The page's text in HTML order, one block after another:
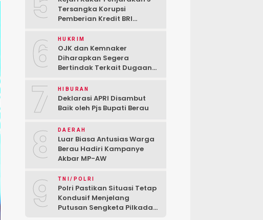
Tersangka Korupsi
Pemberian Kredit BRI
6 HUKRIM
OJK dan Kemnaker
Diharapkan Segera
Bertindak Terkait Dugaan
Sesuka Hati
7 HIBURAN
Deklarasi APRI Disambut
Baik oleh Pjs Bupati Berau
8 DAERAH
Luar Biasa Antusias Warga
Berau Hadiri Kampanye
Akbar MP-AW
9 TNI/POLRI
Polri Pastikan Situasi Tetap
Kondusif Menjelang
Putusan Sengketa Pilkada